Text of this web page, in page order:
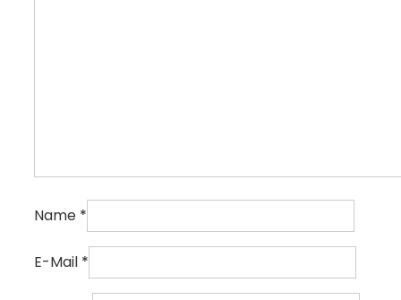
Name *
E-Mail *